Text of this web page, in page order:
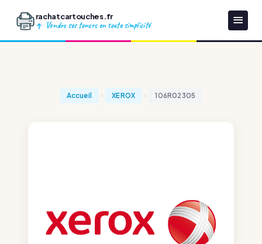
rachatcartouches.fr
Vendre ses toners en toute simplicité
Accueil XEROX 106R02305